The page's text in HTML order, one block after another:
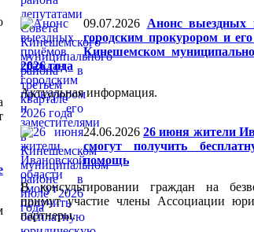
09.07.2026 Анонс выездных
городским прокурором и
Кинешемском
2026 года
Актуальная информация.
24.06.2026 26 июня жители
смогут получить
помощь
В консультировании граждан на
примут участие члены Ассоциации
партнеры.